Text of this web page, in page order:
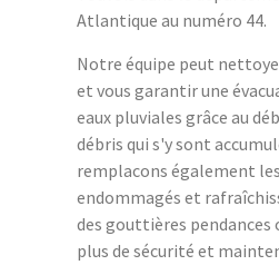
Atlantique au numéro 44.
Notre équipe peut
et vous garantir une
eaux pluviales grâce au
débris qui s'y sont
remplacons également
endommagés et
des gouttières pendances
plus de sécurité et